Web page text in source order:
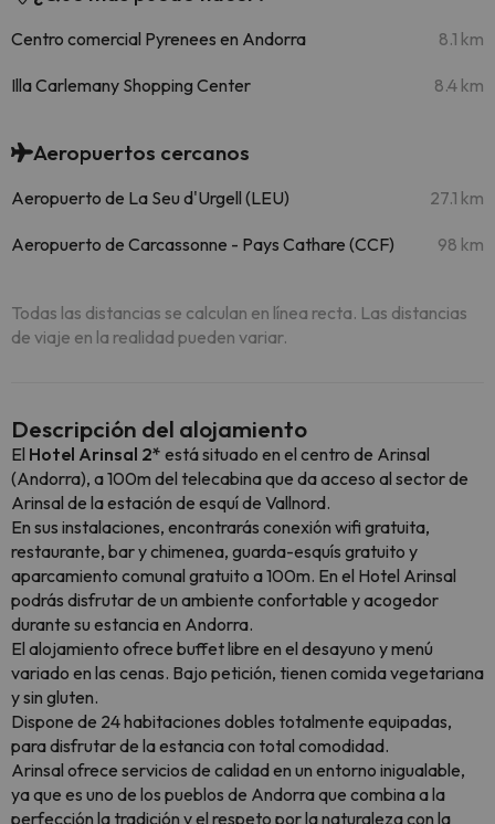
Centro comercial Pyrenees en Andorra 8.1 km
Illa Carlemany Shopping Center 8.4 km
Aeropuertos cercanos
Aeropuerto de La Seu d'Urgell (LEU) 27.1 km
Aeropuerto de Carcassonne - Pays Cathare (CCF) 98 km
Todas las distancias se calculan en línea recta. Las distancias
de viaje en la realidad pueden variar.
Descripción del alojamiento
El Hotel Arinsal 2* está situado en el centro de Arinsal
(Andorra), a 100m del telecabina que da acceso al sector de
Arinsal de la estación de esquí de Vallnord.
En sus instalaciones, encontrarás conexión wifi gratuita,
restaurante, bar y chimenea, guarda-esquís gratuito y
aparcamiento comunal gratuito a 100m. En el Hotel Arinsal
podrás disfrutar de un ambiente confortable y acogedor
durante su estancia en Andorra.
El alojamiento ofrece buffet libre en el desayuno y menú
variado en las cenas. Bajo petición, tienen comida vegetariana
y sin gluten.
Dispone de 24 habitaciones dobles totalmente equipadas,
para disfrutar de la estancia con total comodidad.
Arinsal ofrece servicios de calidad en un entorno inigualable,
ya que es uno de los pueblos de Andorra que combina a la
perfección la tradición y el respeto por la naturaleza con la